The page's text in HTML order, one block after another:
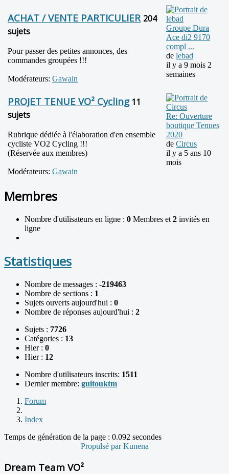
ACHAT / VENTE PARTICULIER 204
sujets
Pour passer des petites annonces, des
commandes groupées !!!
Modérateurs: Gawain
Groupe Dura
Ace di2 9170
compl ...
de lebad
il y a 9 mois 2
semaines
PROJET TENUE VO² Cycling 11
sujets
Rubrique dédiée à l'élaboration d'en ensemble
cycliste VO2 Cycling !!!
(Réservée aux membres)
Modérateurs: Gawain
Re: Ouverture
boutique Tenues
2020
de Circus
il y a 5 ans 10
mois
Membres
Nombre d'utilisateurs en ligne : 0 Membres et 2 invités en
ligne
Statistiques
Nombre de messages : -219463
Nombre de sections : 1
Sujets ouverts aujourd'hui : 0
Nombre de réponses aujourd'hui : 2
Sujets : 7726
Catégories : 13
Hier : 0
Hier : 12
Nombre d'utilisateurs inscrits: 1511
Dernier membre: guitouktm
Forum
Index
Temps de génération de la page : 0.092 secondes
Propulsé parKunena
Dream Team VO²